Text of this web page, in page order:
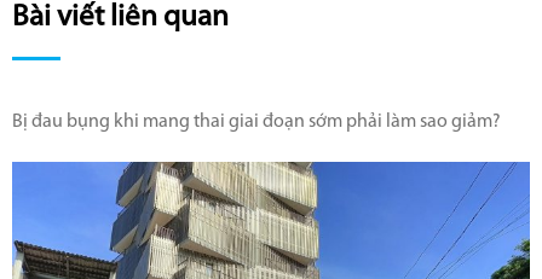
Bài viết liên quan
Bị đau bụng khi mang thai giai đoạn sớm phải làm sao giảm?